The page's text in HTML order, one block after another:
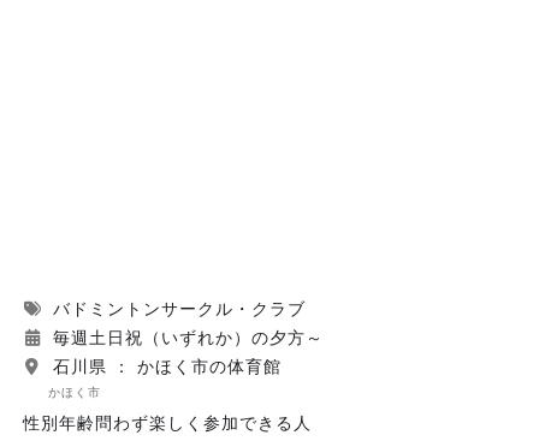
バドミントンサークル・クラブ
毎週土日祝（いずれか）の夕方～
石川県 ： かほく市の体育館
かほく市
性別年齢問わず楽しく参加できる人